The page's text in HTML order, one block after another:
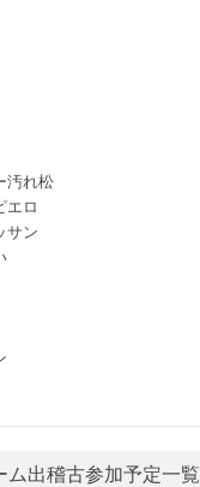
汚れ松
エロ
サン
ム出稽古参加予定一覧